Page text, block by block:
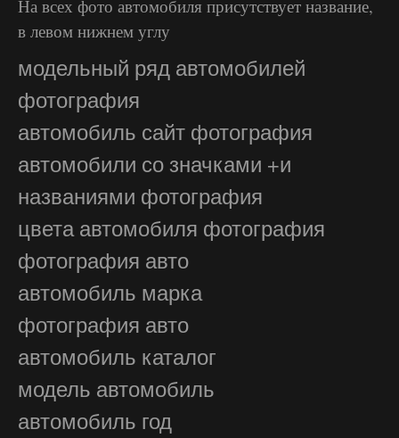
На всех фото автомобиля присутствует название,
в левом нижнем углу
модельный ряд автомобилей
фотография
автомобиль сайт фотография
автомобили со значками +и
названиями фотография
цвета автомобиля фотография
фотография авто
автомобиль марка
фотография авто
автомобиль каталог
модель автомобиль
автомобиль год